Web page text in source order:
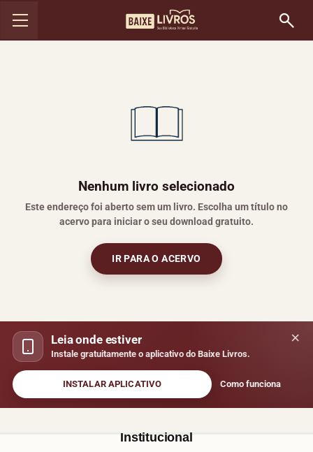
Nenhum livro selecionado
Este endereço foi aberto sem um livro. Escolha um título no
acervo para iniciar o seu download gratuito.
IR PARA O ACERVO
×
Leia onde estiver
Instale gratuitamente o aplicativo do Baixe Livros.
INSTALAR APLICATIVO Como funciona
Institucional